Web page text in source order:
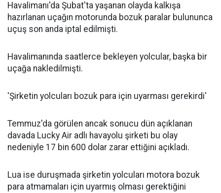
Havalimanı'da Şubat'ta yaşanan olayda kalkışa
hazırlanan uçağın motorunda bozuk paralar bulununca
uçuş son anda iptal edilmişti.
Havalimanında saatlerce bekleyen yolcular, başka bir
uçağa nakledilmişti.
'Şirketin yolcuları bozuk para için uyarması gerekirdi'
Temmuz'da görülen ancak sonucu dün açıklanan
davada Lucky Air adlı havayolu şirketi bu olay
nedeniyle 17 bin 600 dolar zarar ettiğini açıkladı.
Lua ise duruşmada şirketin yolcuları motora bozuk
para atmamaları için uyarmış olması gerektiğini